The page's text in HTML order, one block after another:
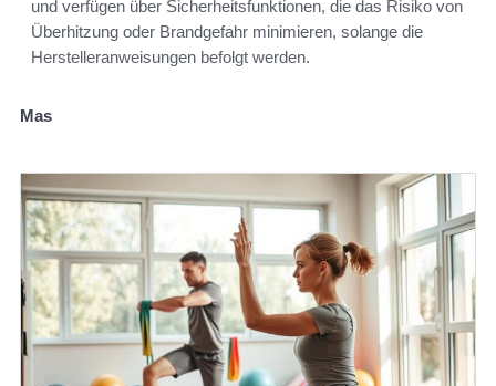
und verfügen über Sicherheitsfunktionen, die das Risiko von
Überhitzung oder Brandgefahr minimieren, solange die
Herstelleranweisungen befolgt werden.
Mas